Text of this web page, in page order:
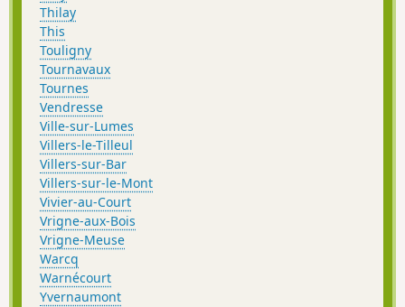
Thilay
This
Touligny
Tournavaux
Tournes
Vendresse
Ville-sur-Lumes
Villers-le-Tilleul
Villers-sur-Bar
Villers-sur-le-Mont
Vivier-au-Court
Vrigne-aux-Bois
Vrigne-Meuse
Warcq
Warnécourt
Yvernaumont